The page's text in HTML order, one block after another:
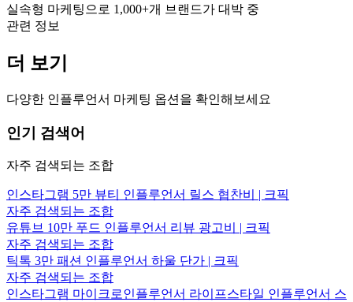
실속형 마케팅으로 1,000+개 브랜드가 대박 중
관련 정보
더 보기
다양한 인플루언서 마케팅 옵션을 확인해보세요
인기 검색어
자주 검색되는 조합
인스타그램 5만 뷰티 인플루언서 릴스 협찬비 | 크픽
자주 검색되는 조합
유튜브 10만 푸드 인플루언서 리뷰 광고비 | 크픽
자주 검색되는 조합
틱톡 3만 패션 인플루언서 하울 단가 | 크픽
자주 검색되는 조합
인스타그램 마이크로인플루언서 라이프스타일 인플루언서 스